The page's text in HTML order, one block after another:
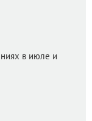
в июле и